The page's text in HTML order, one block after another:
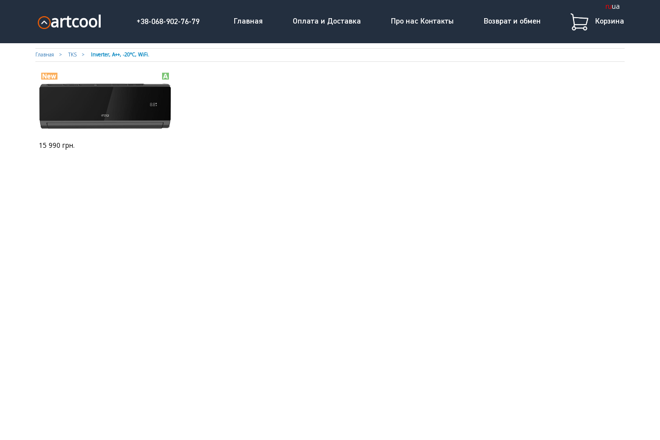
ruua
artcool +38-068-902-76-79 Главная Оплата и Доставка Про нас Контакты Возврат и обмен Корзина
Главная TKS Inverter, А++, -20°С, WiFi.
15 990 грн.